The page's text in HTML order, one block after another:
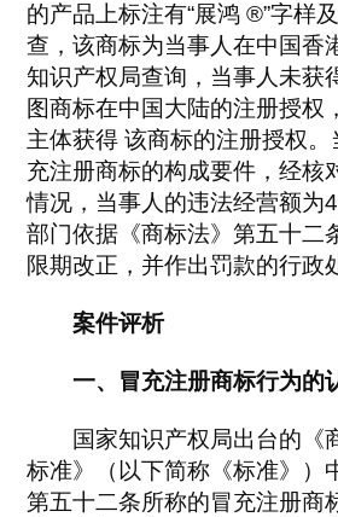
的产品上标注有“展鸿 ®”字样
查，该商标为当事人在中国香
知识产权局查询，当事人未获
图商标在中国大陆的注册授权
主体获得 该商标的注册授权
充注册商标的构成要件，经核
情况，当事人的违法经营额为
部门依据《商标法》第五十二
限期改正，并作出罚款的行政
案件评析
一、冒充注册商标行为的
国家知识产权局出台的《
标准》（以下简称《标准》）
第五十二条所称的冒充注册商